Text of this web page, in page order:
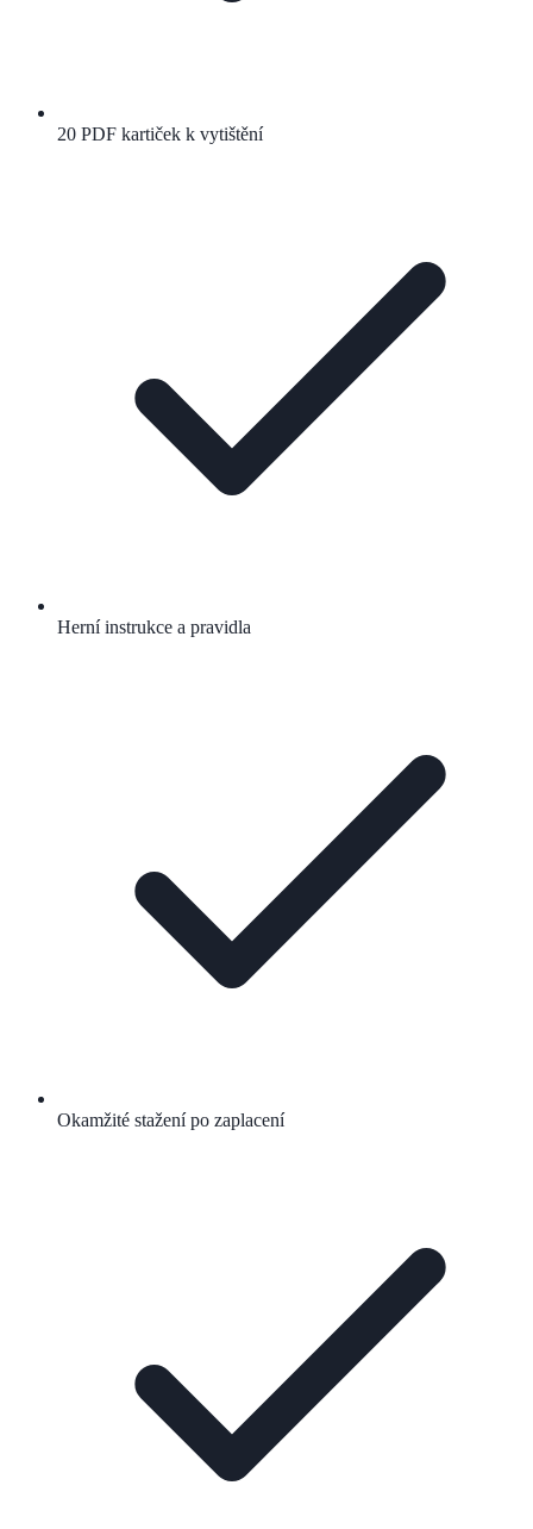
20 PDF kartiček k vytištění
Herní instrukce a pravidla
Okamžité stažení po zaplacení